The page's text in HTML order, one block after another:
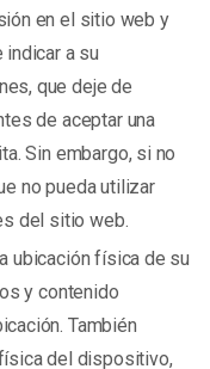
en el sitio web y
indicar a su
que deje de
de aceptar una
Sin embargo, si no
no pueda utilizar
del sitio web.
ubicación física de su
y contenido
También
del dispositivo,